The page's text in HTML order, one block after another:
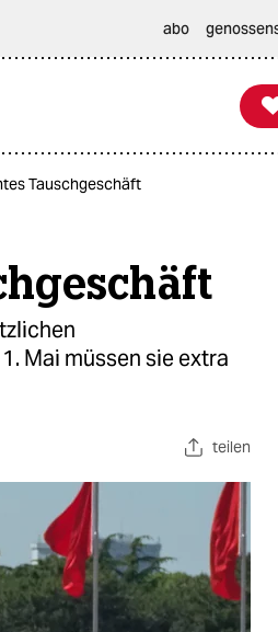
abo
Tauschgeschäft
Mai müssen sie extra
teilen